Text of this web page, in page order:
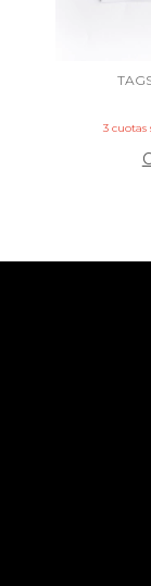
3